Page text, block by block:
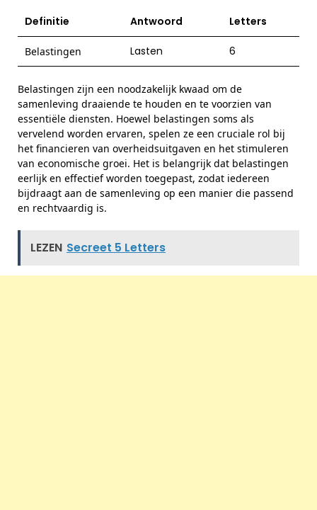
Definitie Antwoord Letters
Belastingen Lasten 6
Belastingen zijn een noodzakelijk kwaad om de
samenleving draaiende te houden en te voorzien van
essentiële diensten. Hoewel belastingen soms als
vervelend worden ervaren, spelen ze een cruciale rol bij
het financieren van overheidsuitgaven en het stimuleren
van economische groei. Het is belangrijk dat belastingen
eerlijk en effectief worden toegepast, zodat iedereen
bijdraagt aan de samenleving op een manier die passend
en rechtvaardig is.
LEZEN Secreet 5 Letters